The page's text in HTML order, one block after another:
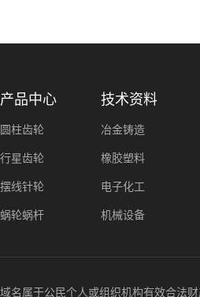
产品中心
圆柱齿轮
行星齿轮
摆线针轮
蜗轮蜗杆
技术资料
冶金铸造
橡胶塑料
电子化工
机械设备
域名属于公民个人或组织机构有效合法